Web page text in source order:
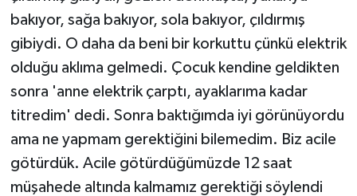
bakıyor, sağa bakıyor, sola bakıyor, çıldırmış
gibiydi. O daha da beni bir korkuttu çünkü elektrik
olduğu aklıma gelmedi. Çocuk kendine geldikten
sonra 'anne elektrik çarptı, ayaklarıma kadar
titredim' dedi. Sonra baktığımda iyi görünüyordu
ama ne yapmam gerektiğini bilemedim. Biz acile
götürdük. Acile götürdüğümüzde 12 saat
müşahede altında kalmamız gerektiği söylendi